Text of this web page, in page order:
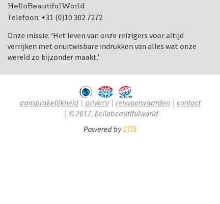
HelloBeautifulWorld
Telefoon: +31 (0)10 302 7272
Onze missie: ‘Het leven van onze reizigers voor altijd
verrijken met onuitwisbare indrukken van alles wat onze
wereld zo bijzonder maakt.'
aansprakelijkheid privacy reisvoorwaarden
contact
© 2017, hellobeautifulworld
Powered by 1TIS